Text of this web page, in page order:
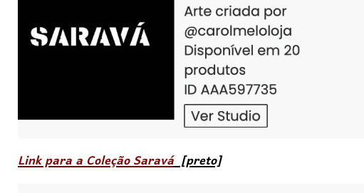
Link para a Coleção Saravá[preto]